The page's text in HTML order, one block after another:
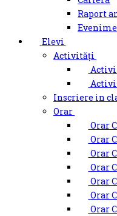
Raport
Elevi
Activități
Inscriere in
Orar
Orar
Orar
Orar
Orar
Orar
Orar
Orar